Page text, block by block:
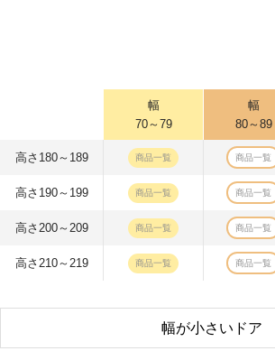
幅
70～79
幅
80～89
高さ180～189 商品一覧 商品一覧
高さ190～199 商品一覧 商品一覧
高さ200～209 商品一覧 商品一覧
高さ210～219 商品一覧 商品一覧
幅が小さいドア